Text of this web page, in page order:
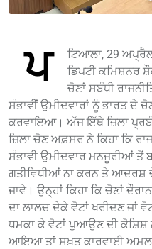
ਪ
ਟਿਆਲਾ, 29
ਡਿਪਟੀ ਕਮਿਸ਼ਨਰ
ਚੋਣਾਂ ਸਬੰਧੀ
ਸੰਭਾਵੀਂ ਉਮੀਦਵਾਰਾਂ ਨੂੰ ਭਾਰਤ ਦੇ
ਕਰਵਾਇਆ। ਅੱਜ ਇੱਥੇ ਜ਼ਿਲਾ
ਜ਼ਿਲਾ ਚੋਣ ਅਫ਼ਸਰ ਨੇ ਕਿਹਾ ਕਿ
ਸੰਭਾਵੀ ਉਮੀਦਵਾਰ ਮਨਜੂਰੀਆਂ ਤੋਂ
ਗਤੀਵਿਧੀਆਂ ਨਾ ਕਰਨ ਤੇ ਆਦਰਸ਼
ਜਾਵੇ। ਉਨ੍ਹਾਂ ਕਿਹਾ ਕਿ ਚੋਣਾਂ
ਦਾ ਲਾਲਚ ਦੇਕੇ ਵੋਟਾਂ ਖਰੀਦਣ ਜਾਂ
ਧਮਕਾ ਕੇ ਵੋਟਾਂ ਪੁਆਉਣ ਦੀ ਕੋਸ਼ਿਸ਼
ਆਇਆ ਤਾਂ ਸਖ਼ਤ ਕਾਰਵਾਈ ਅਮਲ